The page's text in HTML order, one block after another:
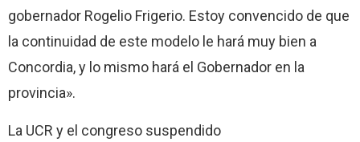
gobernador Rogelio Frigerio. Estoy convencido de que
la continuidad de este modelo le hará muy bien a
Concordia, y lo mismo hará el Gobernador en la
provincia».
La UCR y el congreso suspendido